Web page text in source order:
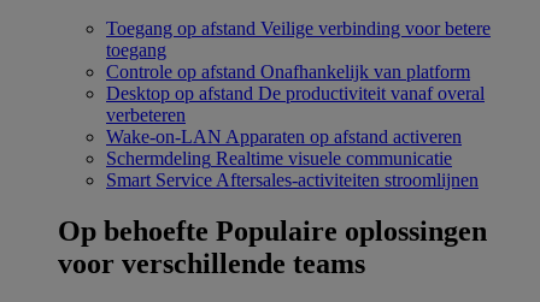
Toegang op afstand Veilige verbinding voor betere
toegang
Controle op afstand Onafhankelijk van platform
Desktop op afstand De productiviteit vanaf overal
verbeteren
Wake-on-LAN Apparaten op afstand activeren
Schermdeling Realtime visuele communicatie
Smart Service Aftersales-activiteiten stroomlijnen
Op behoefte Populaire oplossingen
voor verschillende teams